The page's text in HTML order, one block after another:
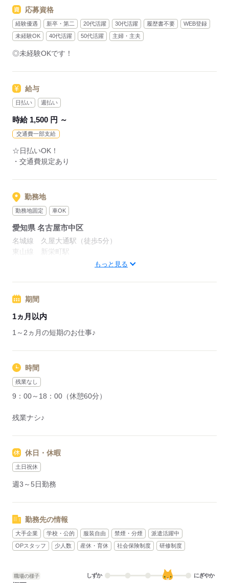
（数字がメイン）
↓
・内容に間違いがなければ入力・登録
（誤りがあれば修正）
・提出
複雑なお仕事ではありません！
★週3日～OK！
応募資格
経験優遇 新卒・第二 20代活躍 30代活躍 履歴書不要
WEB登録
未経験OK
40代活躍 50代活躍 主婦・主夫
◎未経験OKです！
給与
日払い 週払い
時給 1,500 円 ～
交通費一部支給
☆日払いOK！
・交通費規定あり
勤務地
勤務地固定 車OK
愛知県 名古屋市中区
名城線 久屋大通駅（徒歩5分）
東山線 新栄町駅
もっと見る
期間
1ヵ月以内
1～2ヵ月の短期のお仕事♪
時間
残業なし
9：00～18：00（休憩60分）
残業ナシ♪
休日・休暇
土日祝休
週3～5日勤務
勤務先の情報
大手企業 学校・公的 服装自由 禁煙・分煙
派遣活躍中
OPスタッフ
少人数 産休・育休 社会保険制度 研修制度
職場の様子 しずか にぎやか